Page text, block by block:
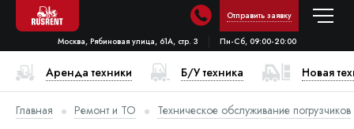
Отправить заявку
Москва, Рябиновая улица, 61А, стр. 3 Пн-Сб, 09:00-20:00
Аренда техники Б/У техника Новая
Главная Ремонт и ТО Техническое обслуживание погрузчиков